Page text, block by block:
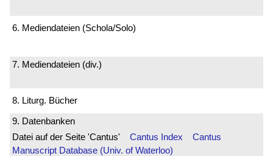
6. Mediendateien (Schola/Solo)
7. Mediendateien (div.)
8. Liturg. Bücher
9. Datenbanken
Datei auf der Seite 'Cantus' Cantus Index
Cantus
Manuscript Database (Univ. of Waterloo)